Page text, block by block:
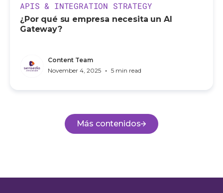
APIS & INTEGRATION STRATEGY
¿Por qué su empresa necesita un AI
Gateway?
Content Team
November 4, 2025 • 5 min read
Más contenidos